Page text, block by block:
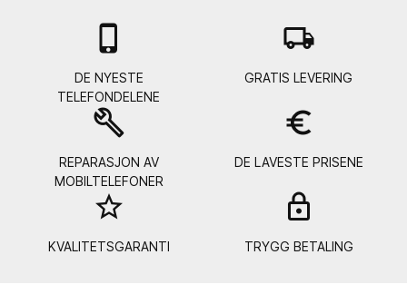

DE NYESTE
TELEFONDELENE
local_shipping
GRATIS LEVERING
build
REPARASJON AV
MOBILTELEFONER
euro_symbol
DE LAVESTE PRISENE
star_border
KVALITETSGARANTI TRYGG BETALING